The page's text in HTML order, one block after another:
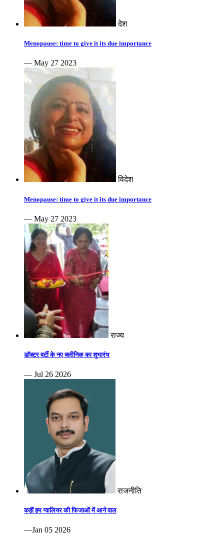
देश
Menopause: time to give it its due importance
— May 27 2023
विदेश
Menopause: time to give it its due importance
— May 27 2023
राज्य
डॉक्टर वर्टी के नए क्लीनिक का शुभारंभ
— Jul 26 2026
राजनीति
कहीं हम ग्वालियर की फिजाओं में आने वाल
—Jan 05 2026